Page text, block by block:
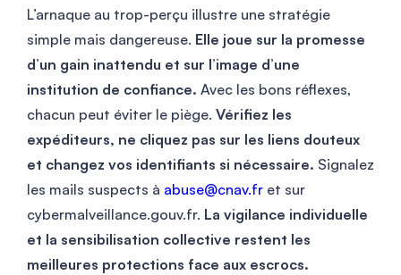
L’arnaque au trop-perçu illustre une stratégie
simple mais dangereuse. Elle joue sur la promesse
d’un gain inattendu et sur l’image d’une
institution de confiance. Avec les bons réflexes,
chacun peut éviter le piège. Vérifiez les
expéditeurs, ne cliquez pas sur les liens douteux
et changez vos identifiants si nécessaire. Signalez
les mails suspects à abuse@cnav.fr et sur
cybermalveillance.gouv.fr. La vigilance individuelle
et la sensibilisation collective restent les
meilleures protections face aux escrocs.